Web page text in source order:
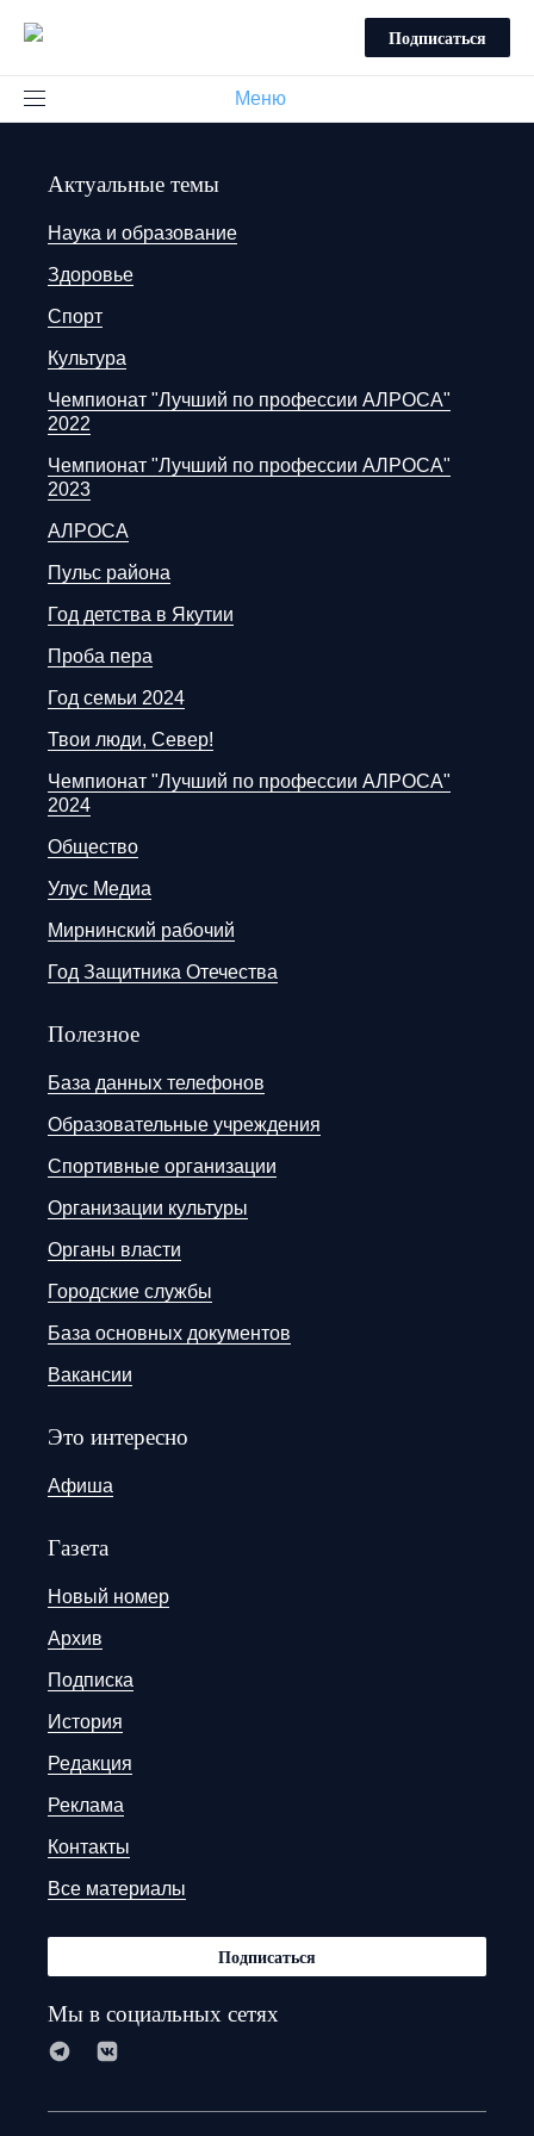
Подписаться
Меню
Актуальные темы
Наука и образование
Здоровье
Спорт
Культура
Чемпионат "Лучший по профессии АЛРОСА"
2022
Чемпионат "Лучший по профессии АЛРОСА"
2023
АЛРОСА
Пульс района
Год детства в Якутии
Проба пера
Год семьи 2024
Твои люди, Север!
Чемпионат "Лучший по профессии АЛРОСА"
2024
Общество
Улус Медиа
Мирнинский рабочий
Год Защитника Отечества
Полезное
База данных телефонов
Образовательные учреждения
Спортивные организации
Организации культуры
Органы власти
Городские службы
База основных документов
Вакансии
Это интересно
Афиша
Газета
Новый номер
Архив
Подписка
История
Редакция
Реклама
Контакты
Все материалы
Подписаться
Мы в социальных сетях